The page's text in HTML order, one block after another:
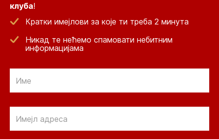
клуба!
Кратки имејлови за које ти треба 2 минута
Никад те нећемо спамовати небитним
информацијама